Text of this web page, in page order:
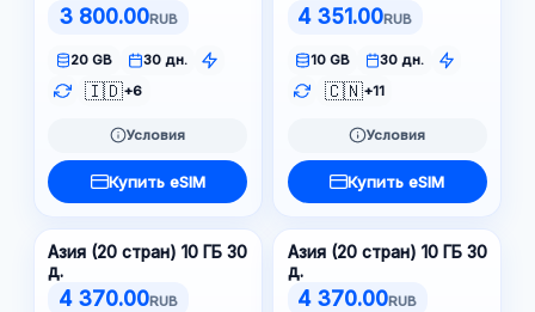
3 800.00RUB
20 GB 30 дн.
🇮🇩+6
Условия
Купить eSIM
4 351.00RUB
10 GB 30 дн.
🇨🇳+11
Условия
Купить eSIM
Азия (20 стран) 10 ГБ 30
д.
4 370.00RUB
Азия (20 стран) 10 ГБ 30
д.
4 370.00RUB